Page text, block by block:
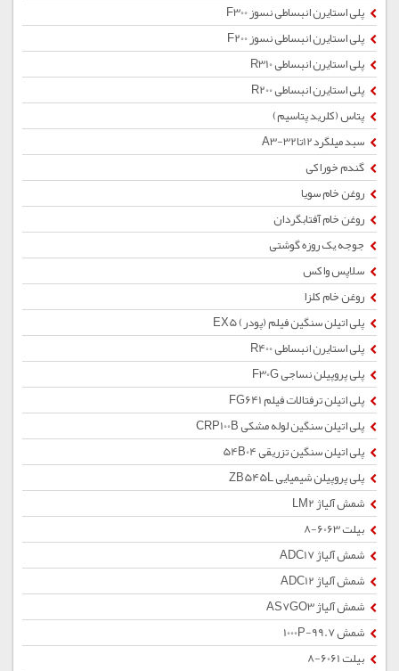
پلی استایرن انبساطی نسوز F300
پلی استایرن انبساطی نسوز F200
پلی استایرن انبساطی R310
پلی استایرن انبساطی R200
پتاس (کلرید پتاسیم)
سبد میلگرد12تا32-A3
گندم خوراکی
روغن خام سویا
روغن خام آفتابگردان
جوجه یک روزه گوشتی
سلاپس واکس
روغن خام کلزا
پلی اتیلن سنگین فیلم (پودر) EX5
پلی استایرن انبساطی R400
پلی پروپیلن نساجی F30G
پلی اتیلن ترفتالات فیلم FG641
پلی اتیلن سنگین لوله مشکی CRP100B
پلی اتیلن سنگین تزریقی 54B04
پلی پروپیلن شیمیایی ZB545L
شمش آلیاژ LM2
بیلت 6063-8
شمش آلیاژ ADC17
شمش آلیاژ ADC12
شمش آلیاژ AS7GO3
شمش 1000P-99.7
بیلت 6061-8